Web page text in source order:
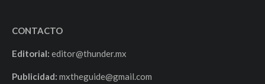
CONTACTO
Editorial: editor@thunder.mx
Publicidad: mxtheguide@gmail.com